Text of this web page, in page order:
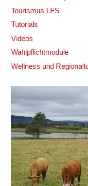
Tourismus LFS
Tutorials
Videos
Wahlpflichtmodule
Wellness und